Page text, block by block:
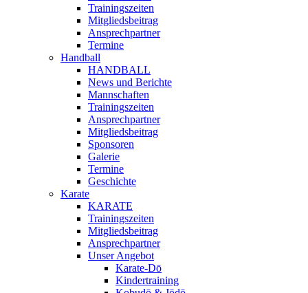
Trainingszeiten
Mitgliedsbeitrag
Ansprechpartner
Termine
Handball
HANDBALL
News und Berichte
Mannschaften
Trainingszeiten
Ansprechpartner
Mitgliedsbeitrag
Sponsoren
Galerie
Termine
Geschichte
Karate
KARATE
Trainingszeiten
Mitgliedsbeitrag
Ansprechpartner
Unser Angebot
Karate-Dō
Kindertraining